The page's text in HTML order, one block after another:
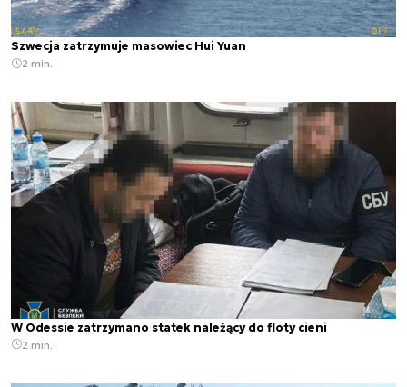
Szwecja zatrzymuje masowiec Hui Yuan
2 min.
W Odessie zatrzymano statek należący do floty cieni
2 min.